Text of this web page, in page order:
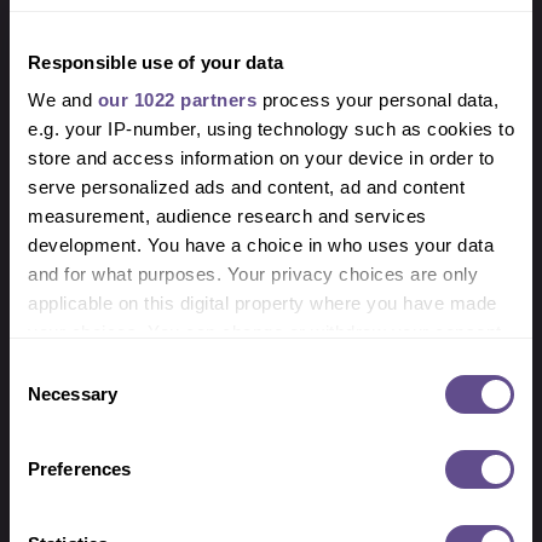
Responsible use of your data
We and our 1022 partners process your personal data,
e.g. your IP-number, using technology such as cookies to
store and access information on your device in order to
serve personalized ads and content, ad and content
measurement, audience research and services
development. You have a choice in who uses your data
and for what purposes. Your privacy choices are only
applicable on this digital property where you have made
the Privacy trigger icon.
Collect information about your geographical
Selection
Necessary
Preferences
nauwkeurig in onze systemen.
Je denkt actief mee over technische
verbeteringen, efficiëntere
onderhoudswerkzaamheden en een hogere
uptime van onze netwerken.
Professioneel vertegenwoordigen van CSAT
richting stakeholders op locatie.
elektrotechniek, mechatronica of